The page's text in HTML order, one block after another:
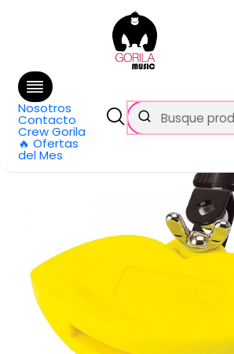
Nosotros
Contacto
Crew Gorila
🔥 Ofertas
del Mes
GRATIS
en Santiago y $99.990 en
Inicio Todos los
Jam Block High Pitch Amarillo